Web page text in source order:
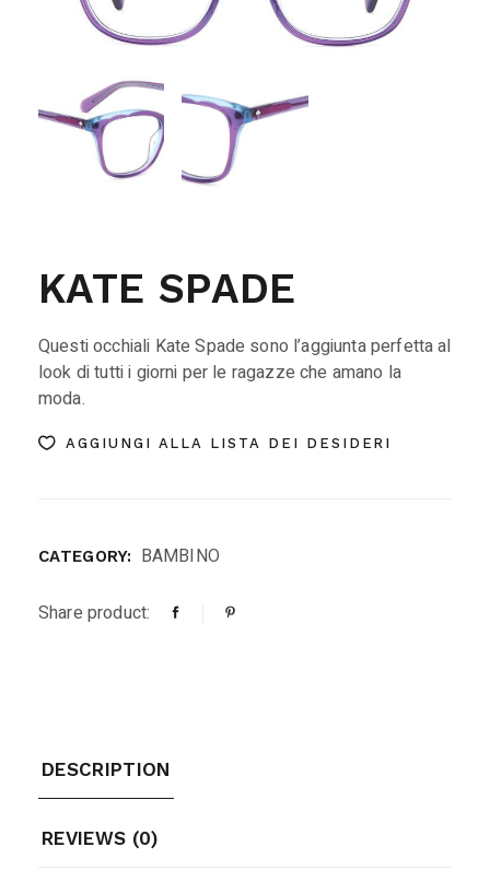
KATE SPADE
Questi occhiali Kate Spade sono l’aggiunta perfetta al
look di tutti i giorni per le ragazze che amano la
moda.
AGGIUNGI ALLA LISTA DEI DESIDERI
CATEGORY: BAMBINO
Share product:
DESCRIPTION
REVIEWS (0)